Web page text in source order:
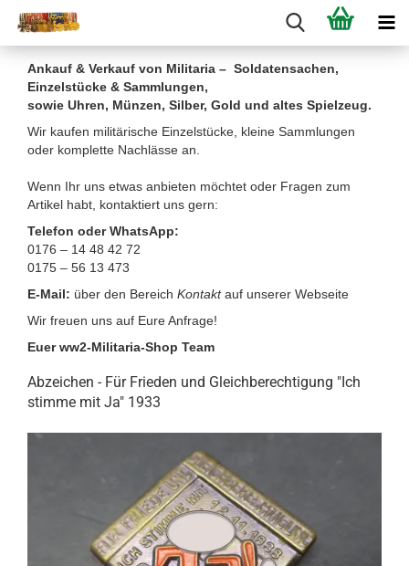
Ankauf & Verkauf von Militaria – Soldatensachen,
Einzelstücke & Sammlungen,
sowie Uhren, Münzen, Silber, Gold und altes Spielzeug.
Wir kaufen militärische Einzelstücke, kleine Sammlungen
oder komplette Nachlässe an.
Wenn Ihr uns etwas anbieten möchtet oder Fragen zum
Artikel habt, kontaktiert uns gern:
Telefon oder WhatsApp:
0176 – 14 48 42 72
0175 – 56 13 473
E-Mail: über den Bereich Kontakt auf unserer Webseite
Wir freuen uns auf Eure Anfrage!
Euer ww2-Militaria-Shop Team
Abzeichen - Für Frieden und Gleichberechtigung "Ich
stimme mit Ja" 1933